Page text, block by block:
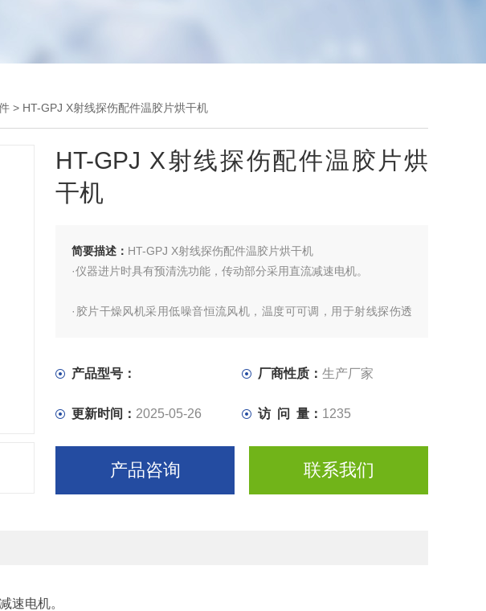
> HT-GPJ X射线探伤配件温胶片烘干机
HT-GPJ X射线探伤配件温胶片烘
干机
简要描述： HT-GPJ X射线探伤配件温胶片烘干机
·仪器进片时具有预清洗功能，传动部分采用直流减速电机。
·胶片干燥风机采用低噪音恒流风机，温度可可调，用于射线探伤透
·采用PU滚轴和软橡胶辊轴传送胶片，辅以吸水性良好的海绵轴出
产品型号： 厂商性质：生产厂家
更新时间： 2025-05-26 访 问 量： 1235
产品咨询 联系我们
速电机。